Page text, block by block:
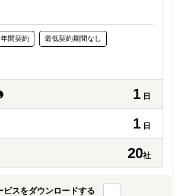
年間契約 最低契約期間なし
1 日
1 日
20社
ビスをダウンロードする